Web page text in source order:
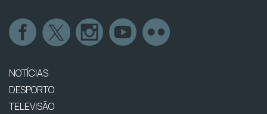
NOTÍCIAS
DESPORTO
TELEVISÃO